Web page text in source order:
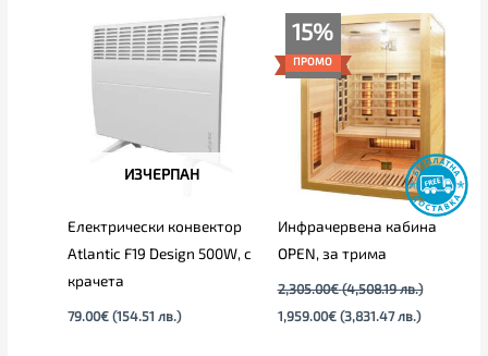
ИЗЧЕРПАН
Електрически конвектор
Atlantic F19 Design 500W, с
крачета
79.00€ (154.51 лв.)
15%
ПРОМО
Инфрачервена кабина
OPEN, за трима
2,305.00€ (4,508.19 лв.)
Original
price
was:
2,305.00€
(4,508.19
1,959.00€ (3,831.47 лв.)
Текущата
цена
1,959.00€
(3,831.47
лв.).